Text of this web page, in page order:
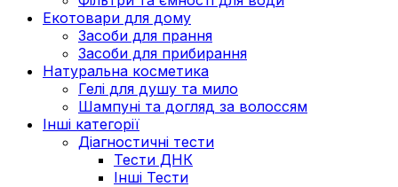
Екотовари для дому
Засоби для прання
Засоби для прибирання
Натуральна косметика
Гелі для душу та мило
Шампуні та догляд за волоссям
Інші категорії
Діагностичні тести
Тести ДНК
Інші Тести